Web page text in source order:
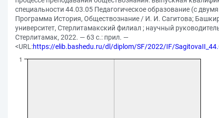
специальности 44.03.05 Педагогическое образование (с
Программа История, Обществознание / И. И. Сагитова;
университет, Стерлитамакский филиал ; научный
Стерлитамак, 2022. — 63 с.: прил. —
<URL:https://elib.bashedu.ru/dl/diplom/SF/2022/IF/